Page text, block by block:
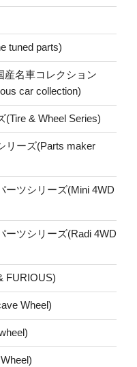
tuned parts)
産名車コレクション
car collection)
(Tire & Wheel Series)
リーズ(Parts maker
ーツシリーズ(Mini 4WD
ーツシリーズ(Radi 4WD
FURIOUS)
Wheel)